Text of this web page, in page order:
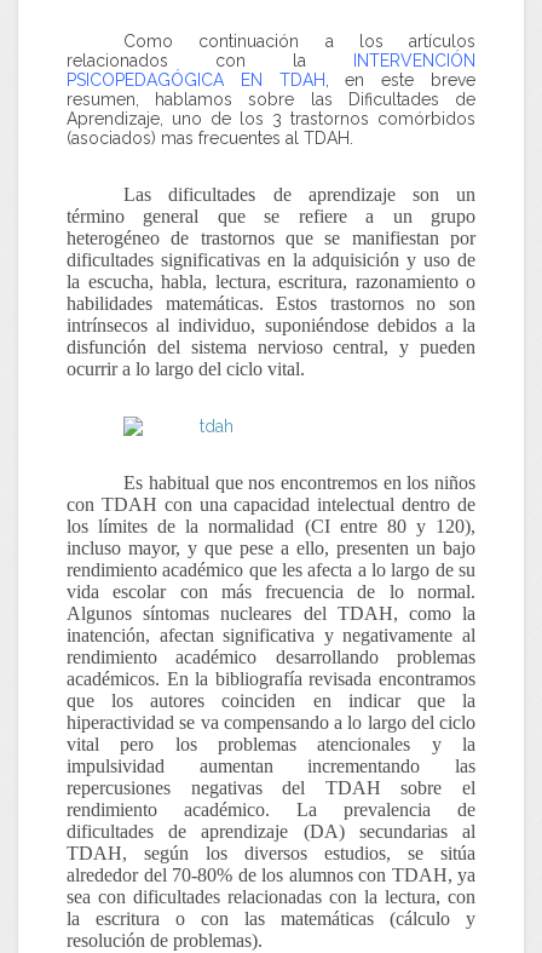
Como continuación a los artículos
relacionados con la
INTERVENCIÓN
PSICOPEDAGÓGICA EN TDAH, en este breve
resumen, hablamos sobre las Dificultades de
Aprendizaje, uno de los 3 trastornos comórbidos
(asociados) mas frecuentes al TDAH.
Lasdificultades de aprendizajeson un
término general que se refiere a un grupo
heterogéneo de trastornos que se manifiestan por
dificultades significativas en la adquisición y uso de
la escucha, habla, lectura, escritura, razonamiento o
habilidades matemáticas. Estos trastornos no son
intrínsecos al individuo, suponiéndose debidos a la
disfunción del sistema nervioso central, y pueden
ocurrir a lo largo del ciclo vital.
Es habitual que nos encontremos en los niños
con TDAH con una capacidad intelectual dentro de
los límites de la normalidad (CI entre 80 y 120),
incluso mayor, y que pese a ello, presenten un bajo
rendimiento académico que les afecta a lo largo de su
vida escolar con más frecuencia de lo normal.
Algunos síntomas nucleares del TDAH, como la
inatención, afectan significativa y negativamente al
rendimiento académico desarrollando problemas
académicos. En la bibliografía revisada encontramos
que los autores coinciden en indicar que la
hiperactividad se va compensando a lo largo del ciclo
vital pero los problemas atencionales y la
impulsividad aumentan incrementando las
repercusiones negativas del TDAH sobre el
rendimiento académico. La prevalencia de
dificultades de aprendizaje (DA) secundarias al
TDAH, según los diversos estudios, se sitúa
alrededor del 70-80% de los alumnos con TDAH, ya
sea con dificultades relacionadas con la lectura, con
la escritura o con las matemáticas (cálculo y
resolución de problemas).